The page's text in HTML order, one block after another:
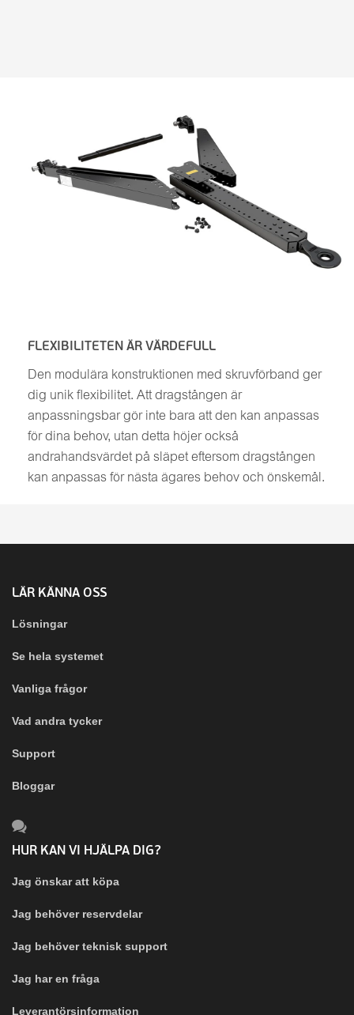
FLEXIBILITETEN ÄR VÄRDEFULL
Den modulära konstruktionen med skruvförband ger
dig unik flexibilitet. Att dragstången är
anpassningsbar gör inte bara att den kan anpassas
för dina behov, utan detta höjer också
andrahandsvärdet på släpet eftersom dragstången
kan anpassas för nästa ägares behov och önskemål.
LÄR KÄNNA OSS
Lösningar
Se hela systemet
Vanliga frågor
Vad andra tycker
Support
Bloggar
HUR KAN VI HJÄLPA DIG?
Jag önskar att köpa
Jag behöver reservdelar
Jag behöver teknisk support
Jag har en fråga
Leverantörsinformation